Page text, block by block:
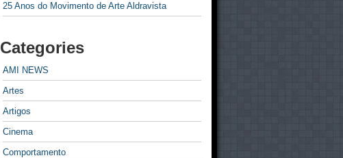
25 Anos do Movimento de Arte Aldravista
Categories
AMI NEWS
Artes
Artigos
Cinema
Comportamento